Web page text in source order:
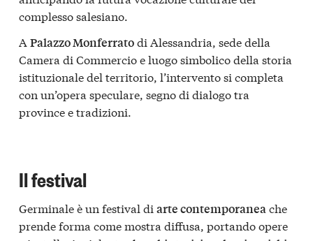
complesso salesiano.
A Palazzo Monferratodi Alessandria, sede della
Camera di Commercio e luogo simbolico della storia
istituzionale del territorio, l’intervento si completa
con un’opera speculare, segno di dialogo tra
province e tradizioni.
Il festival
Germinale è un festival di arte contemporaneache
prende forma come mostra diffusa, portando opere